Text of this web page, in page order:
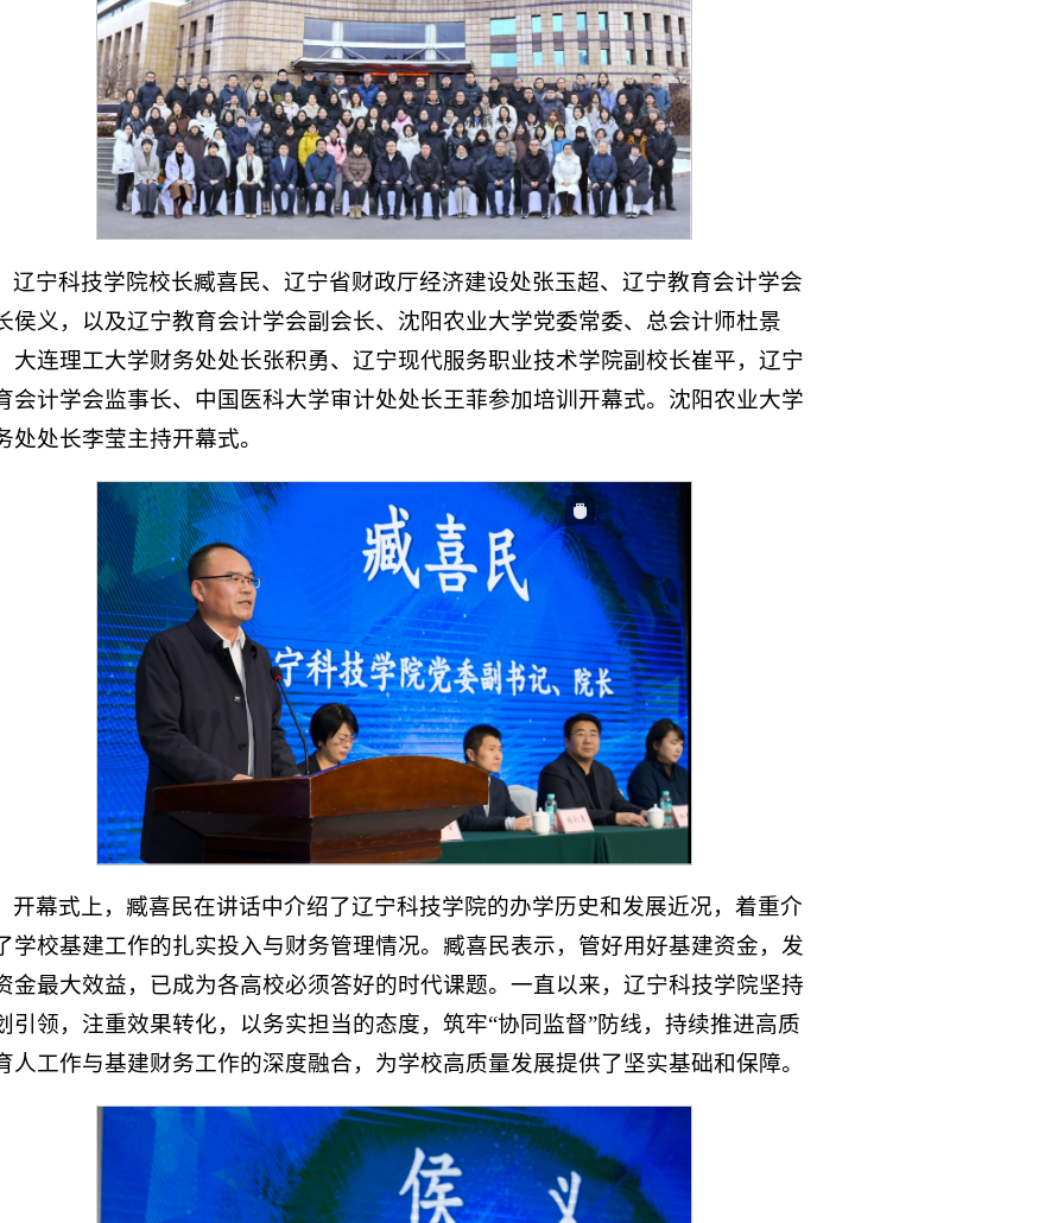
辽宁科技学院校长臧喜民、辽宁省财政厅经济建设处张玉超、辽宁教育会计学会
侯义，以及辽宁教育会计学会副会长、沈阳农业大学党委常委、总会计师杜景
大连理工大学财务处处长张积勇、辽宁现代服务职业技术学院副校长崔平，辽宁
会计学会监事长、中国医科大学审计处处长王菲参加培训开幕式。沈阳农业大学
处处长李莹主持开幕式。
开幕式上，臧喜民在讲话中介绍了辽宁科技学院的办学历史和发展近况，着重介
学校基建工作的扎实投入与财务管理情况。臧喜民表示，管好用好基建资金，发
金最大效益，已成为各高校必须答好的时代课题。一直以来，辽宁科技学院坚持
引领，注重效果转化，以务实担当的态度，筑牢“协同监督”防线，持续推进高质
人工作与基建财务工作的深度融合，为学校高质量发展提供了坚实基础和保障。